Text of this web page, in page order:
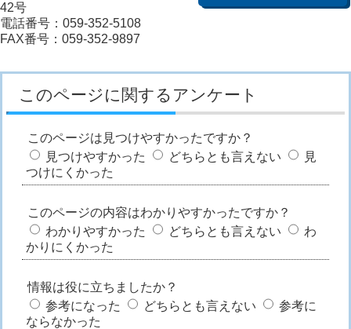
42号
電話番号：059-352-5108
FAX番号：059-352-9897
このページに関するアンケート
このページは見つけやすかったですか？
見つけやすかった
どちらとも言えない
見
つけにくかった
このページの内容はわかりやすかったですか？
わかりやすかった
どちらとも言えない
わ
かりにくかった
情報は役に立ちましたか？
参考になった
どちらとも言えない
参考に
ならなかった